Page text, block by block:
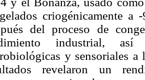
criogénicamente a
del proceso de
industrial, así
y sensoriales
revelaron un